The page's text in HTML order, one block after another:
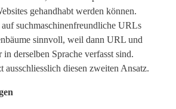
gehandhabt werden können.
suchmaschinenfreundliche URLs
sinnvoll, weil dann URL und
derselben Sprache verfasst sind.
diesen zweiten Ansatz.